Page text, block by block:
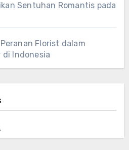
Sentuhan Romantis pada
Florist dalam
di Indonesia